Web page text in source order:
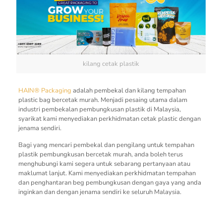
kilang cetak plastik
HAIN® Packaging adalah pembekal dan kilang tempahan
plastic bag bercetak murah. Menjadi pesaing utama dalam
industri pembekalan pembungkusan plastik di Malaysia,
syarikat kami menyediakan perkhidmatan cetak plastic dengan
jenama sendiri.
Bagi yang mencari pembekal dan pengilang untuk tempahan
plastik pembungkusan bercetak murah, anda boleh terus
menghubungi kami segera untuk sebarang pertanyaan atau
maklumat lanjut. Kami menyediakan perkhidmatan tempahan
dan penghantaran beg pembungkusan dengan gaya yang anda
inginkan dan dengan jenama sendiri ke seluruh Malaysia.